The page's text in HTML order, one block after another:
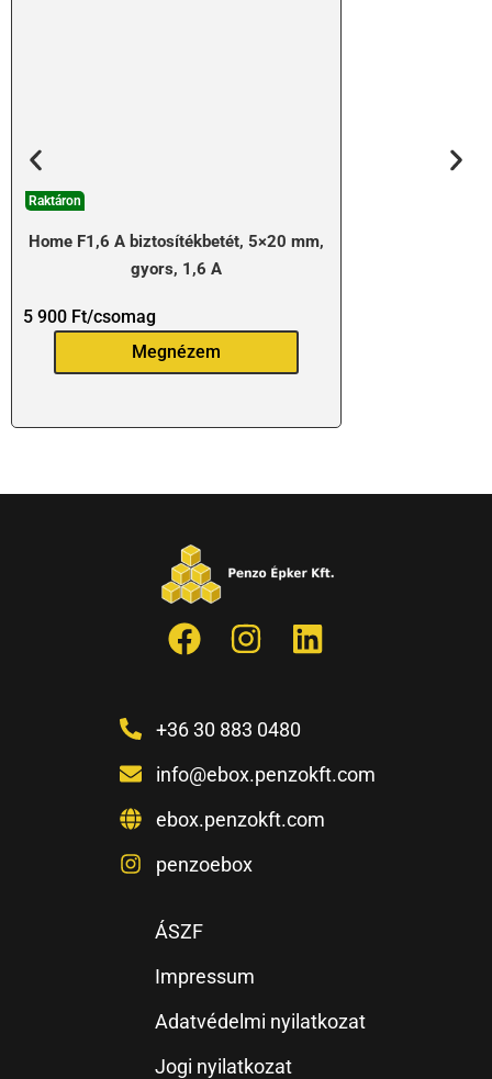
Raktáron
Home F1,6 A biztosítékbetét, 5×20 mm,
gyors, 1,6 A
5 900 Ft/csomag
Megnézem
+36 30 883 0480
info@ebox.penzokft.com
ebox.penzokft.com
penzoebox
ÁSZF
Impressum
Adatvédelmi nyilatkozat
Jogi nyilatkozat